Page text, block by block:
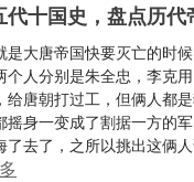
代十国史，盘点历
是大唐帝国快要灭亡的时
个人分别是朱全忠，李克
给唐朝打过工，但俩人都
摇身一变成了割据一方的
了去了，之所以挑出这俩